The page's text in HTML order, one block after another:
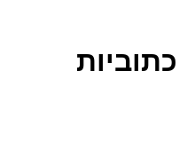
כתוביות